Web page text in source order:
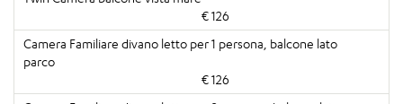
€ 126
€ 126